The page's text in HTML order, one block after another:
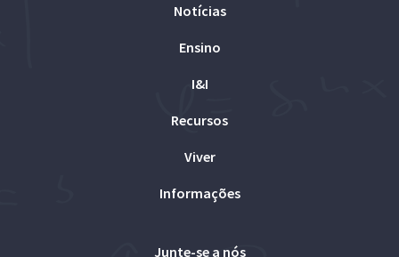
Notícias
Ensino
I&I
Recursos
Viver
Informações
Junte-se a nós